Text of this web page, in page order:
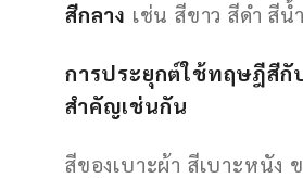
สีกลาง เช่น สีขาว สีดำ สี
การประยุกต์ใช้ทฤษฎีสีกับ
สำคัญเช่นกัน
สีของเบาะผ้า สีเบาะหนัง